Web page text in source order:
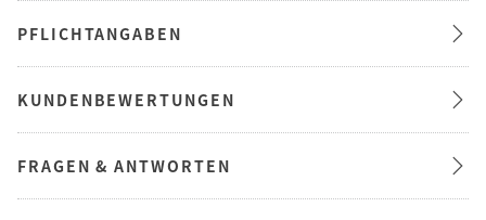
PFLICHTANGABEN
KUNDENBEWERTUNGEN
FRAGEN & ANTWORTEN